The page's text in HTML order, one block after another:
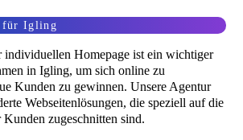
für Igling
individuellen Homepage ist ein wichtiger
in Igling, um sich online zu
Kunden zu gewinnen. Unsere Agentur
Webseitenlösungen, die speziell auf die
Kunden zugeschnitten sind.